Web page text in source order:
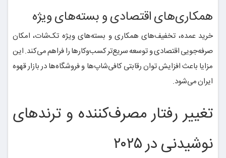
همکاری‌های اقتصادی و بسته‌های ویژه
خرید عمده، تخفیف‌های همکاری و بسته‌های ویژه تک‌شات، امکان
صرفه‌جویی اقتصادی و توسعه سریع‌تر کسب‌وکارها را فراهم می‌کند. این
مزایا باعث افزایش توان رقابتی کافی‌شاپ‌ها و فروشگاه‌ها در بازار قهوه
ایران می‌شود.
تغییر رفتار مصرف‌کننده و ترندهای
نوشیدنی در ۲۰۲۵